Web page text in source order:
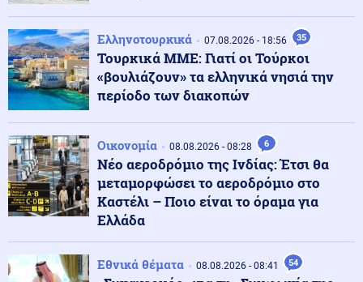
Κοινωνία 08.08.2026 - 21:37
Πάρος: Για ανθρωποκτονία από αμέλεια κατηγορούνται
οι γονείς του 4χρονου και ο ιδιοκτήτης του beach bar
Κοινωνία
Αλεξανδρούπολη: Ανασύρθηκε 77χρονος χωρίς τις
αισθήσεις του από πηγάδι στην Παλαγιά
Στρατός Ξηράς 08.08.2026 - 21:16
Δύο νέοι ξενώνες παραδόθηκαν σήμερα στις Ένοπλες
Δυνάμεις στη νήσο Ρω
Πολιτική 08.08.2026 - 21:11
Ελληνοτουρκικά 07.08.2026 - 18:56 35
Τουρκικά ΜΜΕ: Γιατί οι Τούρκοι
«βουλιάζουν» τα ελληνικά νησιά την
περίοδο των διακοπών
Οικονομία 08.08.2026 - 08:28 6
Νέο αεροδρόμιο της Ινδίας: Έτσι θα
μεταμορφώσει το αεροδρόμιο στο
Καστέλι – Ποιο είναι το όραμα για
Ελλάδα
Εθνικά θέματα 08.08.2026 - 08:41 54